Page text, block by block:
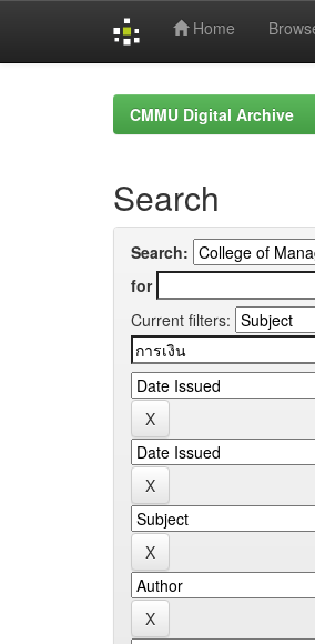
Home
CMMU Digital Archive
Search
Search:
for
Current filters: